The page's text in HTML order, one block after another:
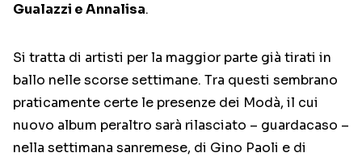
Gualazzi e Annalisa.
Si tratta di artisti per la maggior parte già tirati in
ballo nelle scorse settimane. Tra questi sembrano
praticamente certe le presenze dei Modà, il cui
nuovo album peraltro sarà rilasciato – guardacaso –
nella settimana sanremese, di Gino Paoli e di